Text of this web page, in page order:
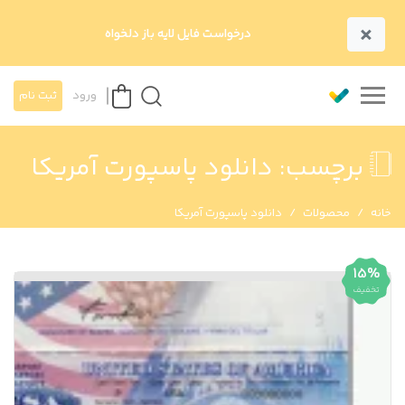
× درخواست فایل لایه باز دلخواه
ورود ثبت نام
برچسب: دانلود پاسپورت آمریکا
خانه محصولات دانلود پاسپورت آمریکا
15%
تخفیف